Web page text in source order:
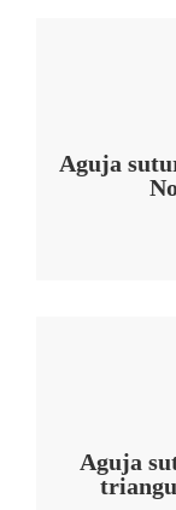
Aguja
Aguja